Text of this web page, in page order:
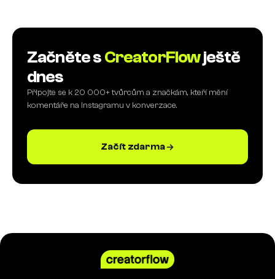
Začněte sCreatorFlowještě
dnes
Připojte se k 20 000+ tvůrcům a značkám, kteří mění
komentáře na Instagramu v konverzace.
Začít zdarma